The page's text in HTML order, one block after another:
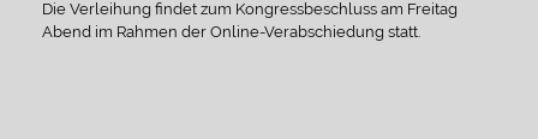
Die Verleihung findet zum Kongressbeschluss am Freitag
Abend im Rahmen der Online-Verabschiedung statt.